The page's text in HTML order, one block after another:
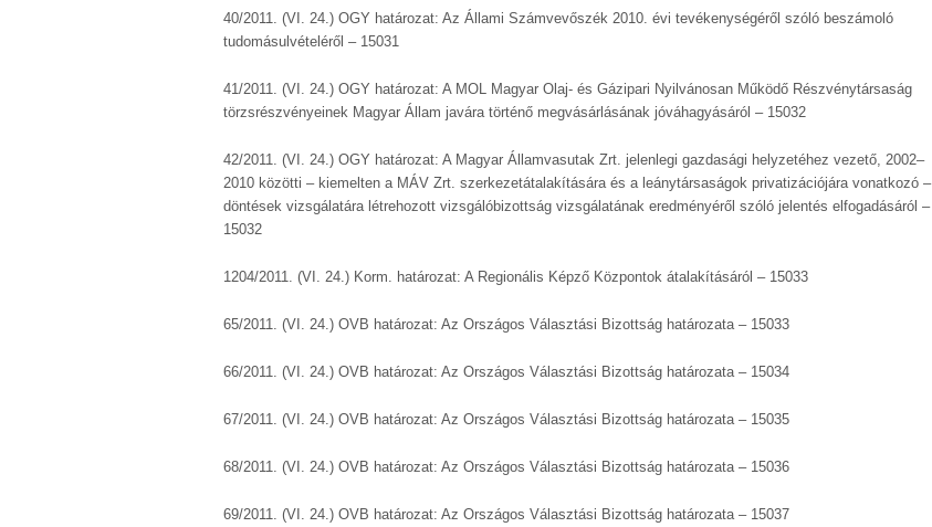
40/2011. (VI. 24.) OGY határozat: Az Állami Számvevőszék 2010. évi tevékenységéről szóló beszámoló
tudomásulvételéről – 15031
41/2011. (VI. 24.) OGY határozat: A MOL Magyar Olaj- és Gázipari Nyilvánosan Működő Részvénytársaság
törzsrészvényeinek Magyar Állam javára történő megvásárlásának jóváhagyásáról – 15032
42/2011. (VI. 24.) OGY határozat: A Magyar Államvasutak Zrt. jelenlegi gazdasági helyzetéhez vezető, 2002–
2010 közötti – kiemelten a MÁV Zrt. szerkezetátalakítására és a leánytársaságok privatizációjára vonatkozó –
döntések vizsgálatára létrehozott vizsgálóbizottság vizsgálatának eredményéről szóló jelentés elfogadásáról –
15032
1204/2011. (VI. 24.) Korm. határozat: A Regionális Képző Központok átalakításáról – 15033
65/2011. (VI. 24.) OVB határozat: Az Országos Választási Bizottság határozata – 15033
66/2011. (VI. 24.) OVB határozat: Az Országos Választási Bizottság határozata – 15034
67/2011. (VI. 24.) OVB határozat: Az Országos Választási Bizottság határozata – 15035
68/2011. (VI. 24.) OVB határozat: Az Országos Választási Bizottság határozata – 15036
69/2011. (VI. 24.) OVB határozat: Az Országos Választási Bizottság határozata – 15037